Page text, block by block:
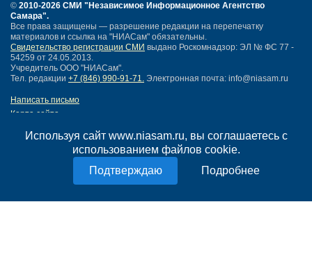
Используя сайт www.niasam.ru, вы соглашаетесь с
использованием файлов cookie.
Подробнее
© 2010-2026 СМИ "Независимое Информационное Агентство
Самара".
Все права защищены — разрешение редакции на перепечатку
материалов и ссылка на "НИАСам" обязательны.
Свидетельство регистрации СМИ выдано Роскомнадзор: ЭЛ № ФС 77 -
54259 от 24.05.2013.
Учредитель ООО "НИАСам".
Тел. редакции +7 (846) 990-91-71. Электронная почта: info@niasam.ru
Написать письмо
Карта сайта
Политика конфиденциальности
Согласие на обработку персональных данных